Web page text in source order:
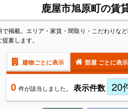
鹿屋市旭原町の賃
掲載。エリア・家賃・間取り・こだわり
案します。
建物ごとに表示 部屋 ごとに表示
0 件が該当しました。 表示件数